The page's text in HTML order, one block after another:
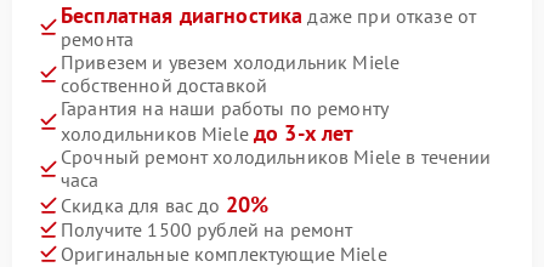
Бесплатная диагностика даже при отказе от
ремонта
Привезем и увезем холодильник Miele
собственной доставкой
Гарантия на наши работы по ремонту
холодильников Mieleдо 3-х лет
Срочный ремонт холодильников Miele в течении
часа
Скидка для вас до 20%
Получите 1500 рублей на ремонт
Оригинальные комплектующие Miele